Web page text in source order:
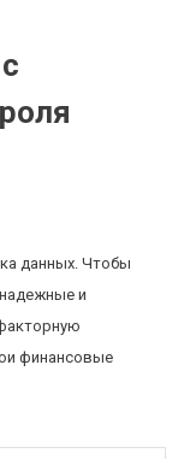
данных. Чтобы
и
финансовые